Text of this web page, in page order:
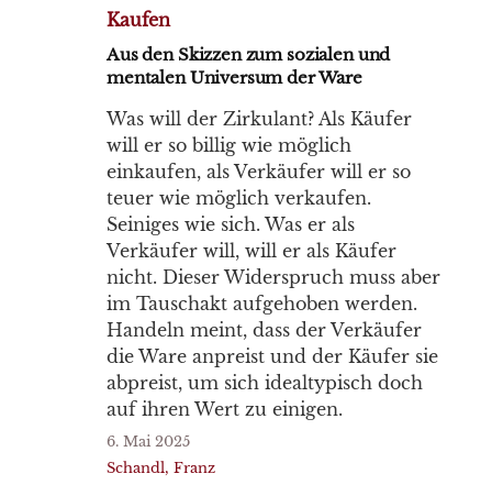
Kaufen
Aus den Skizzen zum sozialen und
mentalen Universum der Ware
Was will der Zirkulant? Als Käufer
will er so billig wie möglich
einkaufen, als Verkäufer will er so
teuer wie möglich verkaufen.
Seiniges wie sich. Was er als
Verkäufer will, will er als Käufer
nicht. Dieser Widerspruch muss aber
im Tauschakt aufgehoben werden.
Handeln meint, dass der Verkäufer
die Ware anpreist und der Käufer sie
abpreist, um sich idealtypisch doch
auf ihren Wert zu einigen.
6. Mai 2025
Schandl, Franz